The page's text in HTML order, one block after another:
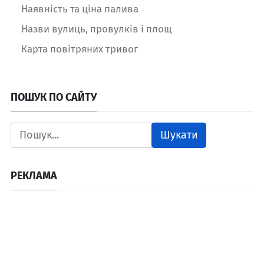
Наявність та ціна палива
Назви вулиць, провулків і площ
Карта повітряних тривог
ПОШУК ПО САЙТУ
Шукати
РЕКЛАМА